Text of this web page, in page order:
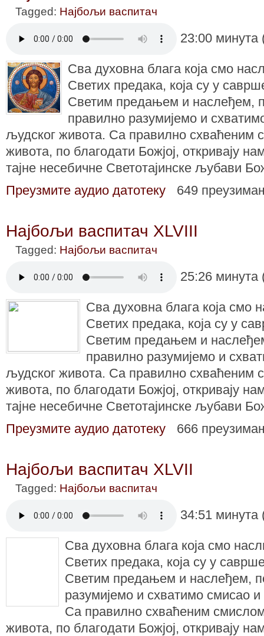
Tagged: Најбољи васпитач
23:00
Сва духовна блага која смо
Светих предака, која су у
Светим предањем и наслеђем,
правилно разумијемо и
људског живота. Са правилно
живота, по благодати Божјој, откривају
тајне несебичне Светотајинске љубави
Преузмите аудио датотеку
649
Најбољи васпитач XLVIII
Tagged: Најбољи васпитач
25:26
Сва духовна блага која смо
Светих предака, која су у
Светим предањем и
правилно разумијемо и
људског живота. Са правилно
живота, по благодати Божјој, откривају
тајне несебичне Светотајинске љубави
Преузмите аудио датотеку
666
Најбољи васпитач XLVII
Tagged: Најбољи васпитач
34:51
Сва духовна блага која смо
Светих предака, која су у
Светим предањем и наслеђем,
разумијемо и схватимо смисао
Са правилно схваћеним
живота, по благодати Божјој, откривају